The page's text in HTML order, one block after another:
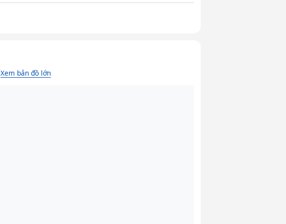
Xem bản đồ lớn